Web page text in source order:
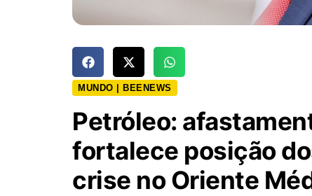
MUNDO | BEENEWS
Petróleo:
fortalece posição
crise no Oriente